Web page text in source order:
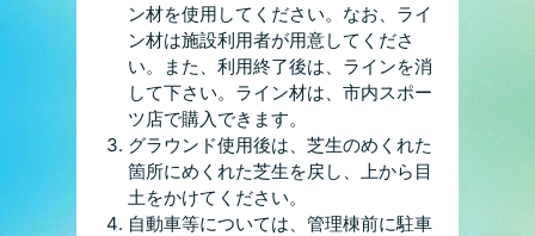
ン材を使用してください。なお、ライ
ン材は施設利用者が用意してくださ
い。また、利用終了後は、ラインを消
して下さい。ライン材は、市内スポー
ツ店で購入できます。
グラウンド使用後は、芝生のめくれた
箇所にめくれた芝生を戻し、上から目
土をかけてください。
自動車等については、管理棟前に駐車